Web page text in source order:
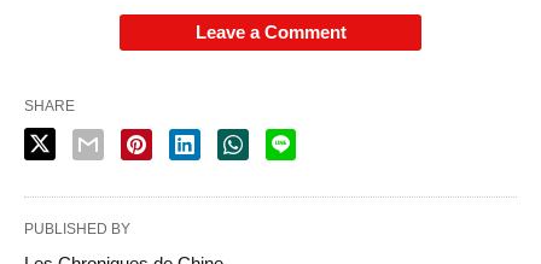
Leave a Comment
SHARE
PUBLISHED BY